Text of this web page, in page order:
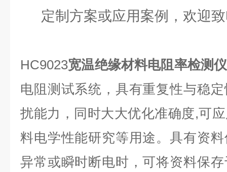
定制方案或应用案例，欢迎
HC9023宽温绝缘材料电阻率检测仪
电阻测试系统，具有重复性与稳
扰能力，同时大大优化准确度,可
料电学性能研究等用途。具有资
异常或瞬时断电时，可将资料保